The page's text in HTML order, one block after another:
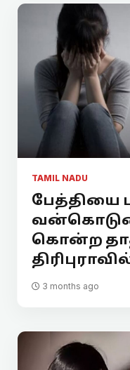
TAMIL NADU
பேத்தியை
கொன்ற
3 months ago